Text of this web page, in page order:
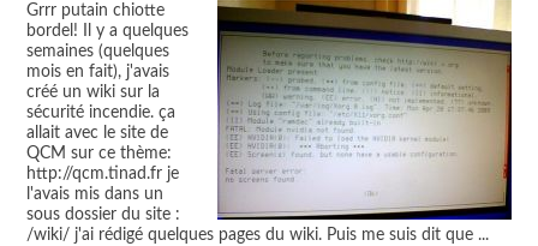
Grrr putain chiotte
bordel! Il y a quelques
semaines (quelques
mois en fait), j'avais
créé un wiki sur la
sécurité incendie. ça
allait avec le site de
QCM sur ce thème:
http://qcm.tinad.fr je
l'avais mis dans un
sous dossier du site :
/wiki/ j'ai rédigé quelques pages du wiki. Puis me suis dit que ...